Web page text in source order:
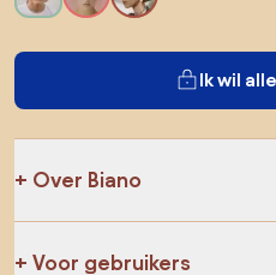
Ik wil
Over Biano
Voor gebruikers